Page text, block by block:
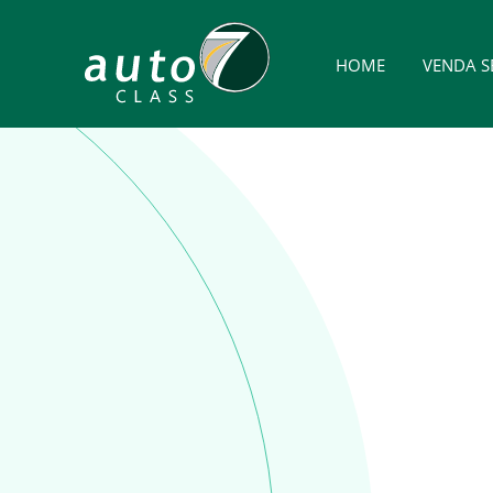
HOME VENDA